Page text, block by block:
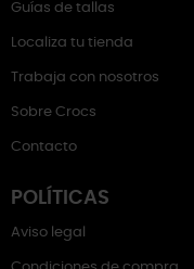
Guías de tallas
Localiza tu tienda
Trabaja con nosotros
Sobre Crocs
Contacto
POLÍTICAS
Aviso legal